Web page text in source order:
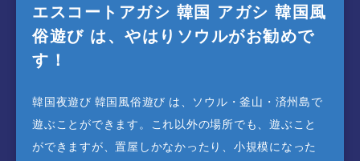
エスコートアガシ 韓国 アガシ 韓国風
俗遊び は、やはりソウルがお勧めで
す！
韓国夜遊び 韓国風俗遊び は、ソウル・釜山・済州島で
遊ぶことができます。これ以外の場所でも、遊ぶこと
ができますが、置屋しかなかったり、小規模になった